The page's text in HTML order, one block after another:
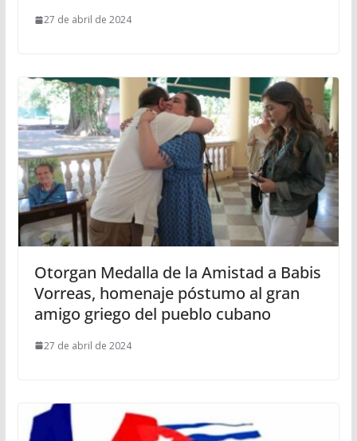
27 de abril de 2024
Otorgan Medalla de la Amistad a Babis
Vorreas, homenaje póstumo al gran
amigo griego del pueblo cubano
27 de abril de 2024